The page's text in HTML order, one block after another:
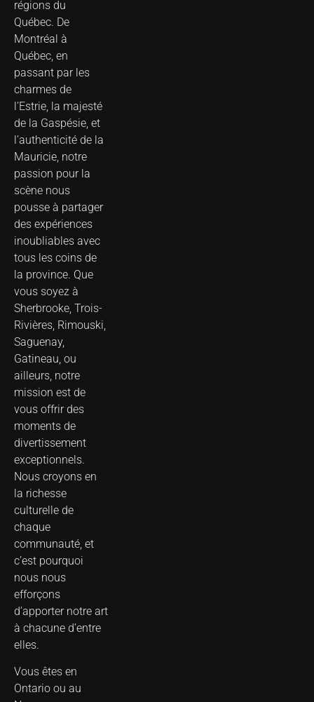
régions du
Québec. De
Montréal à
Québec, en
passant par les
charmes de
l’Estrie, la majesté
de la Gaspésie, et
l’authenticité de la
Mauricie, notre
passion pour la
scène nous
pousse à partager
des expériences
inoubliables avec
tous les coins de
la province. Que
vous soyez à
Sherbrooke, Trois-
Rivières, Rimouski,
Saguenay,
Gatineau, ou
ailleurs, notre
mission est de
vous offrir des
moments de
divertissement
exceptionnels.
Nous croyons en
la richesse
culturelle de
chaque
communauté, et
c’est pourquoi
nous nous
efforçons
d’apporter notre art
à chacune d’entre
elles.
Vous êtes en
Ontario ou au